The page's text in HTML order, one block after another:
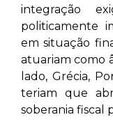
integração
politicamente
em situação
atuariam como
lado, Grécia,
teriam que
soberania fiscal